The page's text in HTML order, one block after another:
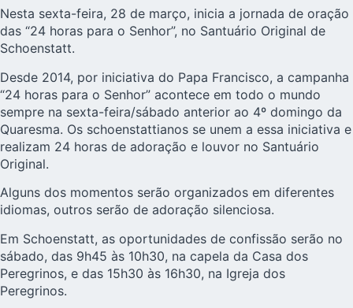
Nesta sexta-feira, 28 de março, inicia a jornada de oração
das “24 horas para o Senhor”, no Santuário Original de
Schoenstatt.
Desde 2014, por iniciativa do Papa Francisco, a campanha
“24 horas para o Senhor” acontece em todo o mundo
sempre na sexta-feira/sábado anterior ao 4º domingo da
Quaresma. Os schoenstattianos se unem a essa iniciativa e
realizam 24 horas de adoração e louvor no Santuário
Original.
Alguns dos momentos serão organizados em diferentes
idiomas, outros serão de adoração silenciosa.
Em Schoenstatt, as oportunidades de confissão serão no
sábado, das 9h45 às 10h30, na capela da Casa dos
Peregrinos, e das 15h30 às 16h30, na Igreja dos
Peregrinos.